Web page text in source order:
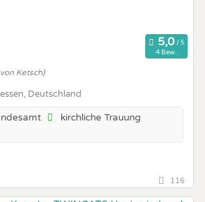
4 Bew.
Ketsch)
Deutschland
kirchliche Trauung
116